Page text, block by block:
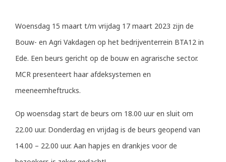
Woensdag 15 maart t/m vrijdag 17 maart 2023 zijn de
Bouw- en Agri Vakdagen op het bedrijventerrein BTA12 in
Ede. Een beurs gericht op de bouw en agrarische sector.
MCR presenteert haar afdeksystemen en
meeneemheftrucks.
Op woensdag start de beurs om 18.00 uur en sluit om
22.00 uur. Donderdag en vrijdag is de beurs geopend van
14.00 – 22.00 uur. Aan hapjes en drankjes voor de